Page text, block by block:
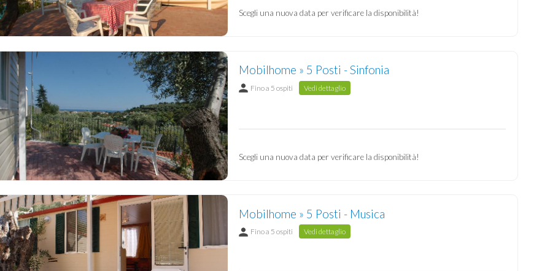
Scegli una nuova data per verificare la disponibilità!
Mobilhome » 5 Posti - Sinfonia
Fino a 5 ospiti Vedi dettaglio
Scegli una nuova data per verificare la disponibilità!
Mobilhome » 5 Posti - Musica
Fino a 5 ospiti Vedi dettaglio